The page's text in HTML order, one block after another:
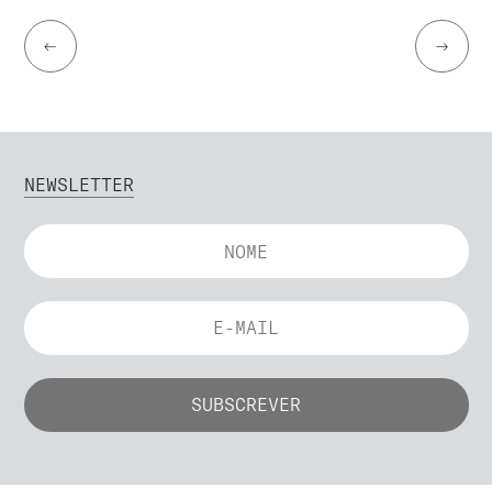
← →
NEWSLETTER